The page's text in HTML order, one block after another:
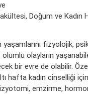
Doğum ve Kadın
yaşamlarını fizyolojik,
olayların
bir evre de olabilir.
hafta kadın cinselliği
emzirme,